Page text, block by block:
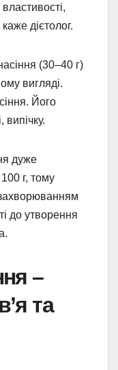
дієтолог.
(30–40 г)
вигляді.
Його
дуже
г, тому
до утворення
–
та